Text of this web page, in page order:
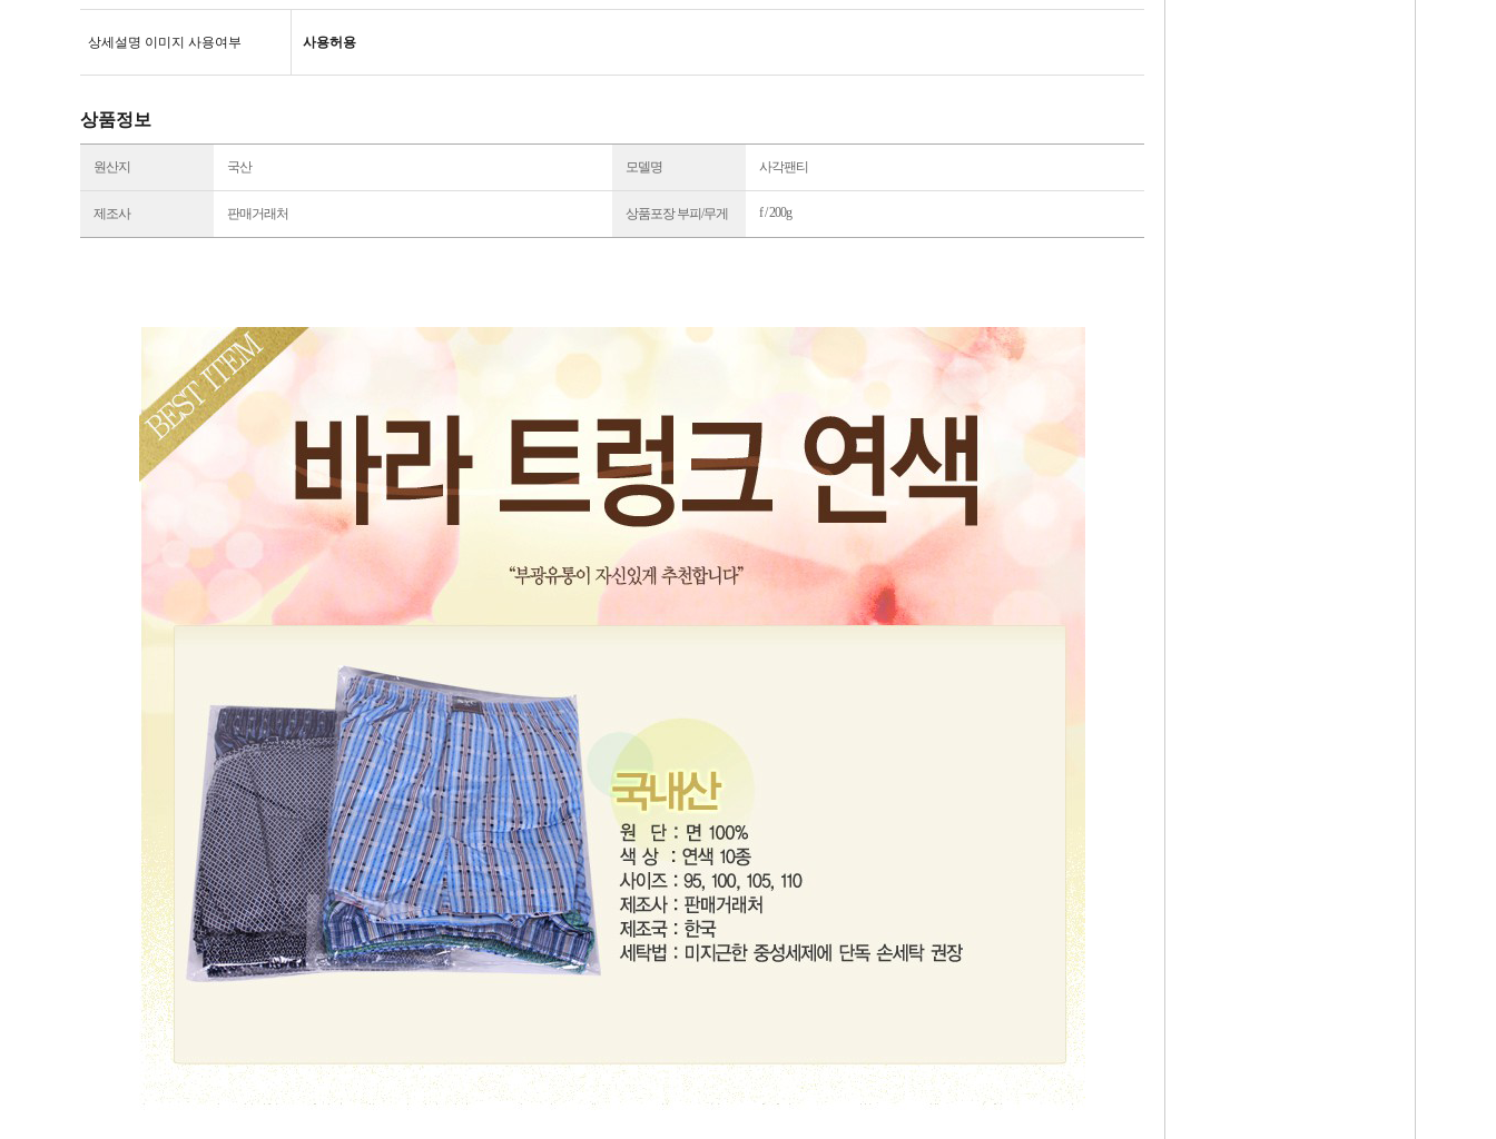
상세설명 이미지 사용여부 사용허용
상품정보
원산지 국산 모델명 사각팬티
제조사 판매거래처 상품포장 부피/무게 f / 200g